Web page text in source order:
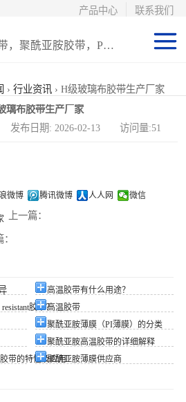
联系我们
产品中心
主营：玻璃布胶带，聚酰亚胺胶带，PET高温胶带，耐高温保护膜
› 行业资讯 › H级玻璃布胶带生产厂家
璃布胶带生产厂家
布日期: 2026-02-13 访问量:51
微博 腾讯微博 人人网 微信
上一篇：
高温胶带有什么用途？
胶带？高温胶带
聚酰亚胺薄膜（PI薄膜）的分类
聚酰亚胺高温胶带的详细解释
带的特性及应用聚酰亚胺薄膜供应商